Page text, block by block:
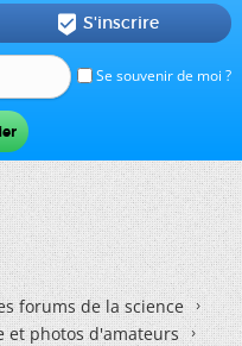
Se souvenir de moi ?
 S'inscrire
forums de la science
et photos d'amateurs